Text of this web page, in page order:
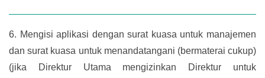
6. Mengisi aplikasi dengan surat kuasa untuk manajemen
dan surat kuasa untuk menandatangani (bermaterai cukup)
(jika Direktur Utama mengizinkan Direktur untuk